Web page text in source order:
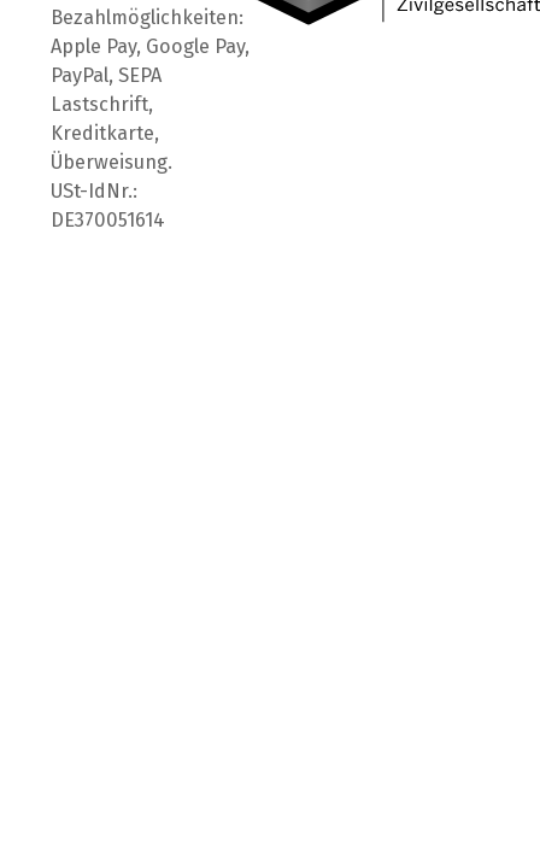
Bezahlmöglichkeiten:
Apple Pay, Google Pay,
PayPal, SEPA
Lastschrift,
Kreditkarte,
Überweisung.
USt-IdNr.:
DE370051614